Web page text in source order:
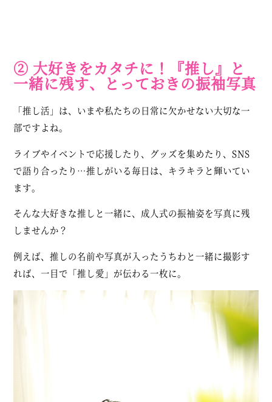
② 大好きをカタチに！『推し』と
一緒に残す、とっておきの振袖写真
「推し活」は、いまや私たちの日常に欠かせない大切な一
部ですよね。
ライブやイベントで応援したり、グッズを集めたり、SNS
で語り合ったり…推しがいる毎日は、キラキラと輝いてい
ます。
そんな大好きな推しと一緒に、成人式の振袖姿を写真に残
しませんか？
例えば、推しの名前や写真が入ったうちわと一緒に撮影す
れば、一目で「推し愛」が伝わる一枚に。